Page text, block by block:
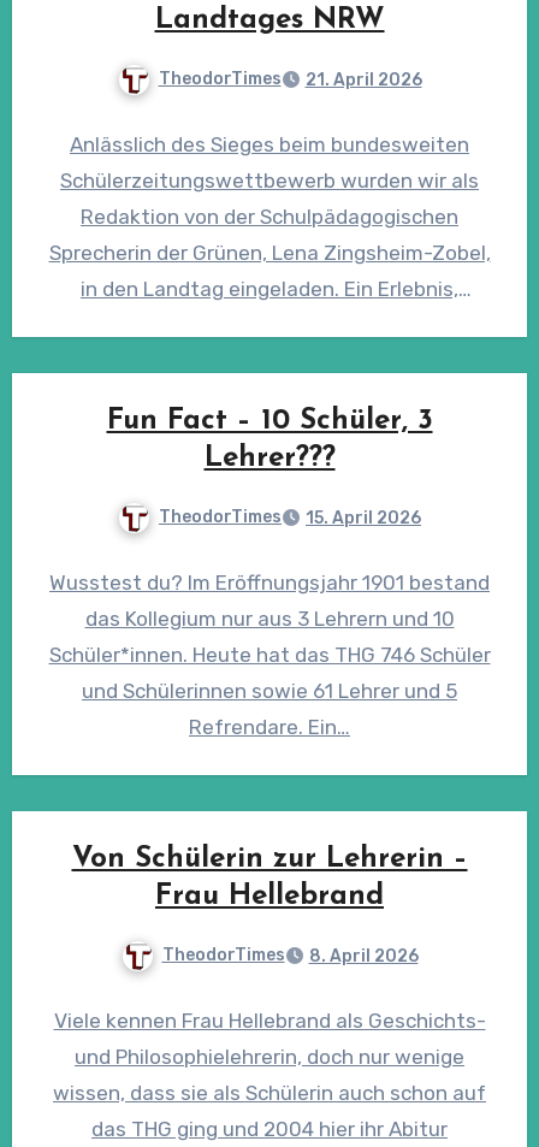
Landtages NRW
TheodorTimes 21. April 2026
Anlässlich des Sieges beim bundesweiten
Schülerzeitungswettbewerb wurden wir als
Redaktion von der Schulpädagogischen
Sprecherin der Grünen, Lena Zingsheim-Zobel,
in den Landtag eingeladen. Ein Erlebnis,
Fun Fact – 10 Schüler, 3
Lehrer???
TheodorTimes 15. April 2026
Wusstest du? Im Eröffnungsjahr 1901 bestand
das Kollegium nur aus 3 Lehrern und 10
Schüler*innen. Heute hat das THG 746 Schüler
und Schülerinnen sowie 61 Lehrer und 5
Refrendare. Ein…
Von Schülerin zur Lehrerin –
Frau Hellebrand
TheodorTimes 8. April 2026
Viele kennen Frau Hellebrand als Geschichts-
und Philosophielehrerin, doch nur wenige
wissen, dass sie als Schülerin auch schon auf
das THG ging und 2004 hier ihr Abitur